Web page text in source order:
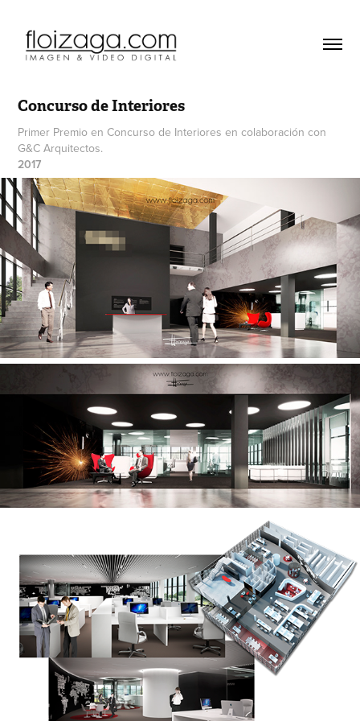
Concurso de Interiores
Primer Premio en Concurso de Interiores en colaboración con
G&C Arquitectos.
2017